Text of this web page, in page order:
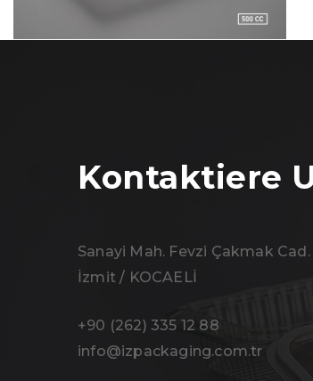
Kontaktiere
Sanayi Mah. Fevzi Çakmak Cad.
İzmit / KOCAELİ
+90 (262) 335 12 88
info@izpackaging.com.tr